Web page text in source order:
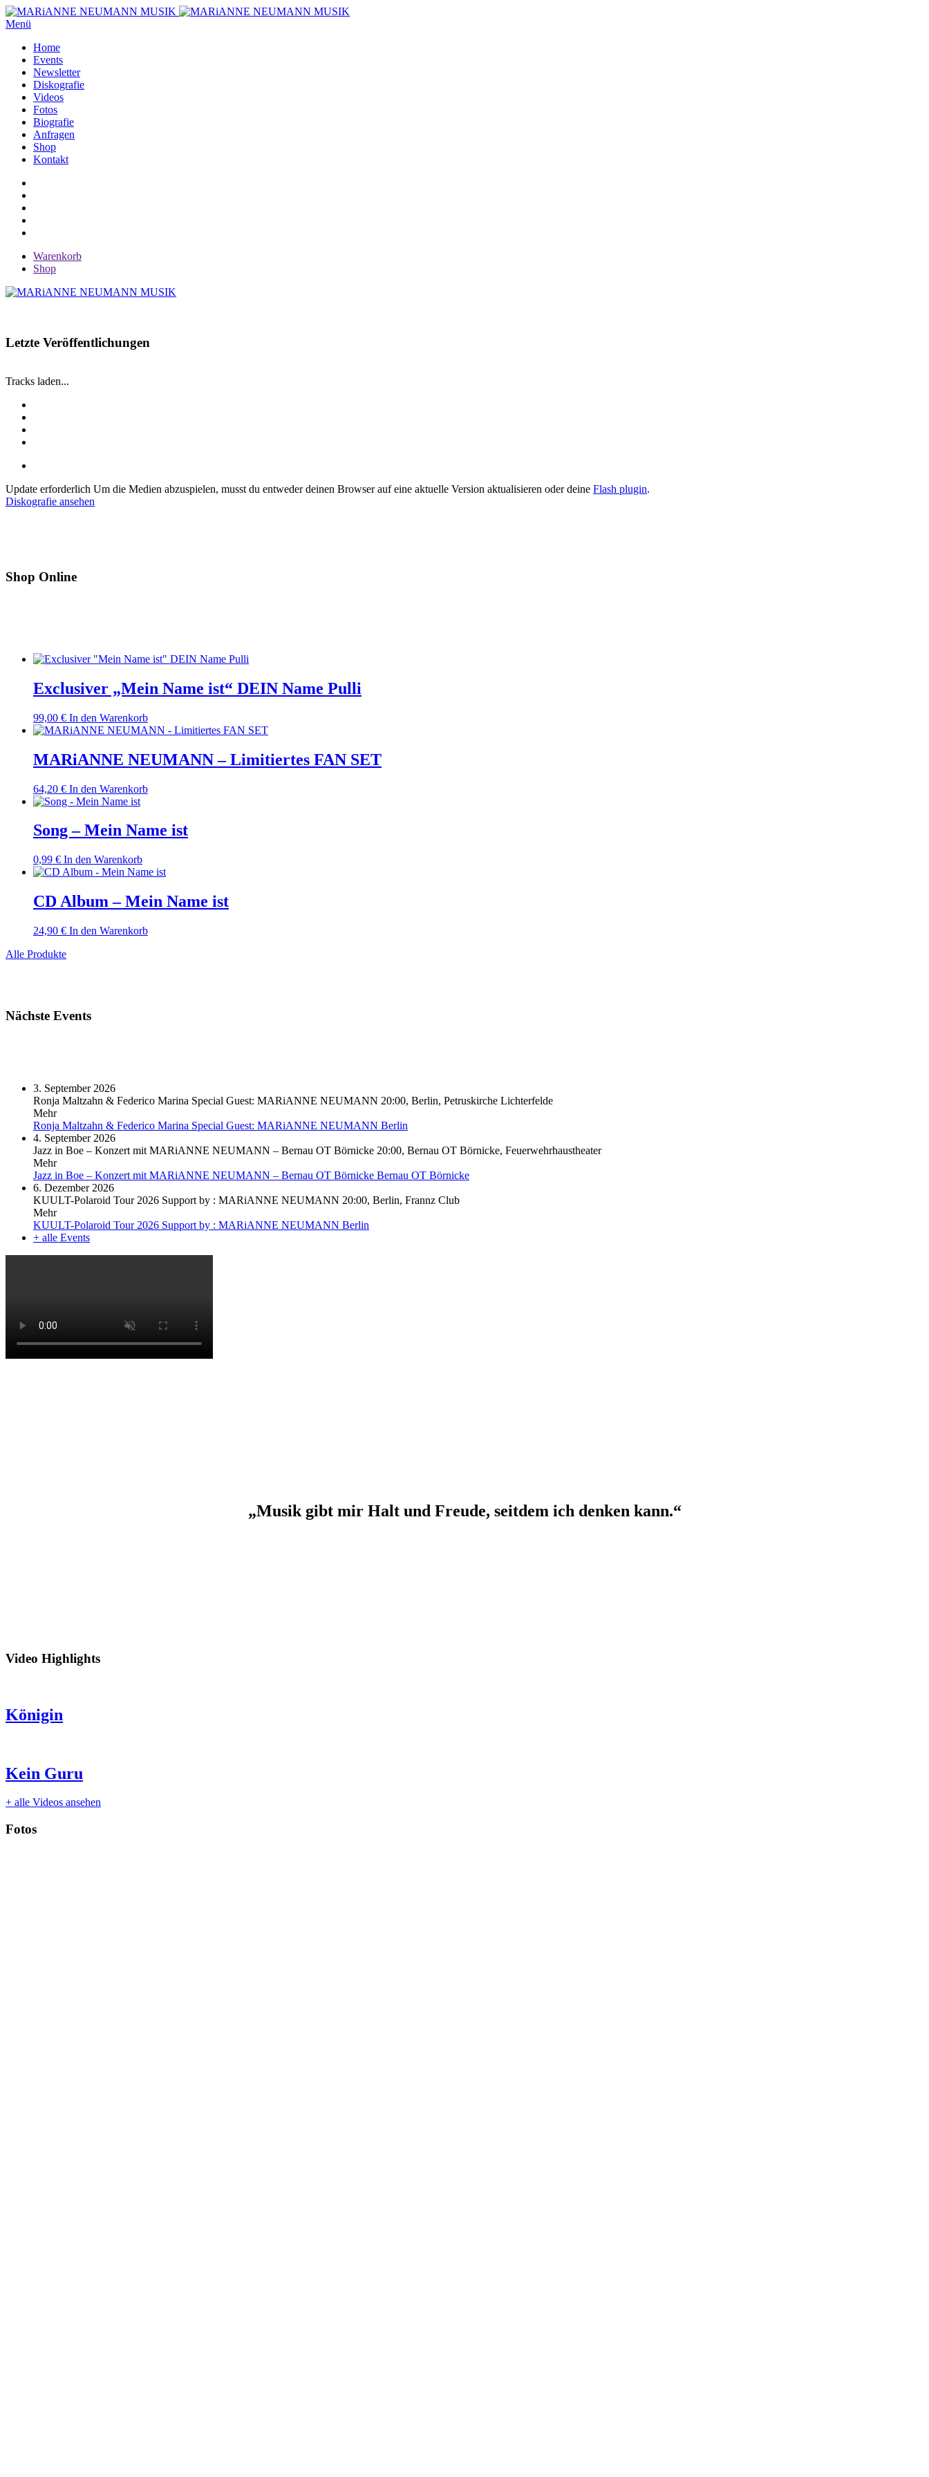
Menü
Home
Events
Newsletter
Diskografie
Videos
Fotos
Biografie
Anfragen
Shop
Kontakt
Warenkorb
Shop
Letzte Veröffentlichungen
Tracks laden...
Update erforderlich Um die Medien abzuspielen, musst du entweder deinen Browser auf eine aktuelle Version aktualisieren oder deine Flash plugin.
Diskografie ansehen
Shop Online
Exclusiver „Mein Name ist“ DEIN Name Pulli
99,00 € In den Warenkorb
MARiANNE NEUMANN – Limitiertes FAN SET
64,20 € In den Warenkorb
Song – Mein Name ist
0,99 € In den Warenkorb
CD Album – Mein Name ist
24,90 € In den Warenkorb
Alle Produkte
Nächste Events
3. September 2026
Ronja Maltzahn & Federico Marina Special Guest: MARiANNE NEUMANN 20:00, Berlin, Petruskirche Lichterfelde
Mehr
Ronja Maltzahn & Federico Marina Special Guest: MARiANNE NEUMANN Berlin
4. September 2026
Jazz in Boe – Konzert mit MARiANNE NEUMANN – Bernau OT Börnicke 20:00, Bernau OT Börnicke, Feuerwehrhaustheater
Mehr
Jazz in Boe – Konzert mit MARiANNE NEUMANN – Bernau OT Börnicke Bernau OT Börnicke
6. Dezember 2026
KUULT-Polaroid Tour 2026 Support by : MARiANNE NEUMANN 20:00, Berlin, Frannz Club
Mehr
KUULT-Polaroid Tour 2026 Support by : MARiANNE NEUMANN Berlin
+ alle Events
„Musik gibt mir Halt und Freude, seitdem ich denken kann.“
Video Highlights
Königin
Kein Guru
+ alle Videos ansehen
Fotos